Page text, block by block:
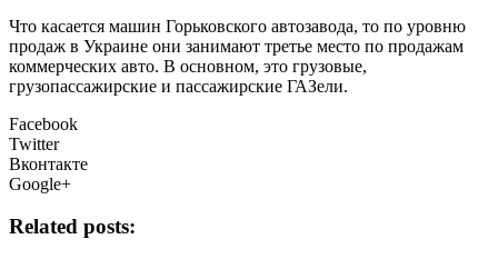
Что касается машин Горьковского автозавода, то по уровню
продаж в Украине они занимают третье место по продажам
коммерческих авто. В основном, это грузовые,
грузопассажирские и пассажирские ГАЗели.
Facebook
Twitter
Вконтакте
Google+
Related posts: